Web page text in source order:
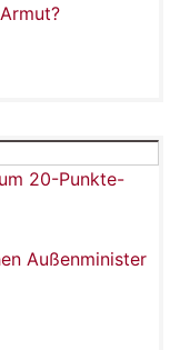
20-Punkte-
Außenminister